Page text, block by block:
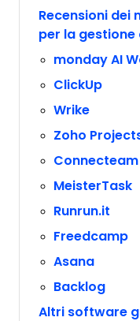
Recensioni
per la
monday AI
ClickUp
Wrike
Zoho
Connecteam
MeisterTask
Runrun.it
Freedcamp
Asana
Backlog
Altri software